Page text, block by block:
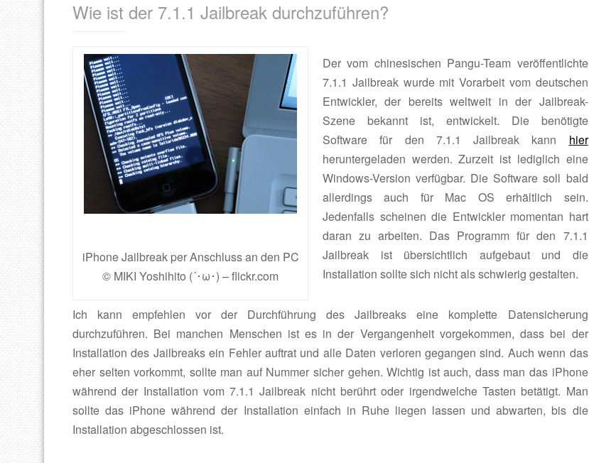
Wie ist der 7.1.1 Jailbreak durchzuführen?
iPhone Jailbreak per Anschluss an den PC
© MIKI Yoshihito (´･ω･) – flickr.com
Der vom chinesischen Pangu-Team veröffentlichte
7.1.1 Jailbreak wurde mit Vorarbeit vom deutschen
Entwickler, der bereits weltweit in der Jailbreak-
Szene bekannt ist, entwickelt. Die benötigte
Software für den 7.1.1 Jailbreak kann hier
heruntergeladen werden. Zurzeit ist lediglich eine
Windows-Version verfügbar. Die Software soll bald
allerdings auch für Mac OS erhältlich sein.
Jedenfalls scheinen die Entwickler momentan hart
daran zu arbeiten. Das Programm für den 7.1.1
Jailbreak ist übersichtlich aufgebaut und die
Installation sollte sich nicht als schwierig gestalten.
Ich kann empfehlen vor der Durchführung des Jailbreaks eine komplette Datensicherung
durchzuführen. Bei manchen Menschen ist es in der Vergangenheit vorgekommen, dass bei der
Installation des Jailbreaks ein Fehler auftrat und alle Daten verloren gegangen sind. Auch wenn das
eher selten vorkommt, sollte man auf Nummer sicher gehen. Wichtig ist auch, dass man das iPhone
während der Installation vom 7.1.1 Jailbreak nicht berührt oder irgendwelche Tasten betätigt. Man
sollte das iPhone während der Installation einfach in Ruhe liegen lassen und abwarten, bis die
Installation abgeschlossen ist.